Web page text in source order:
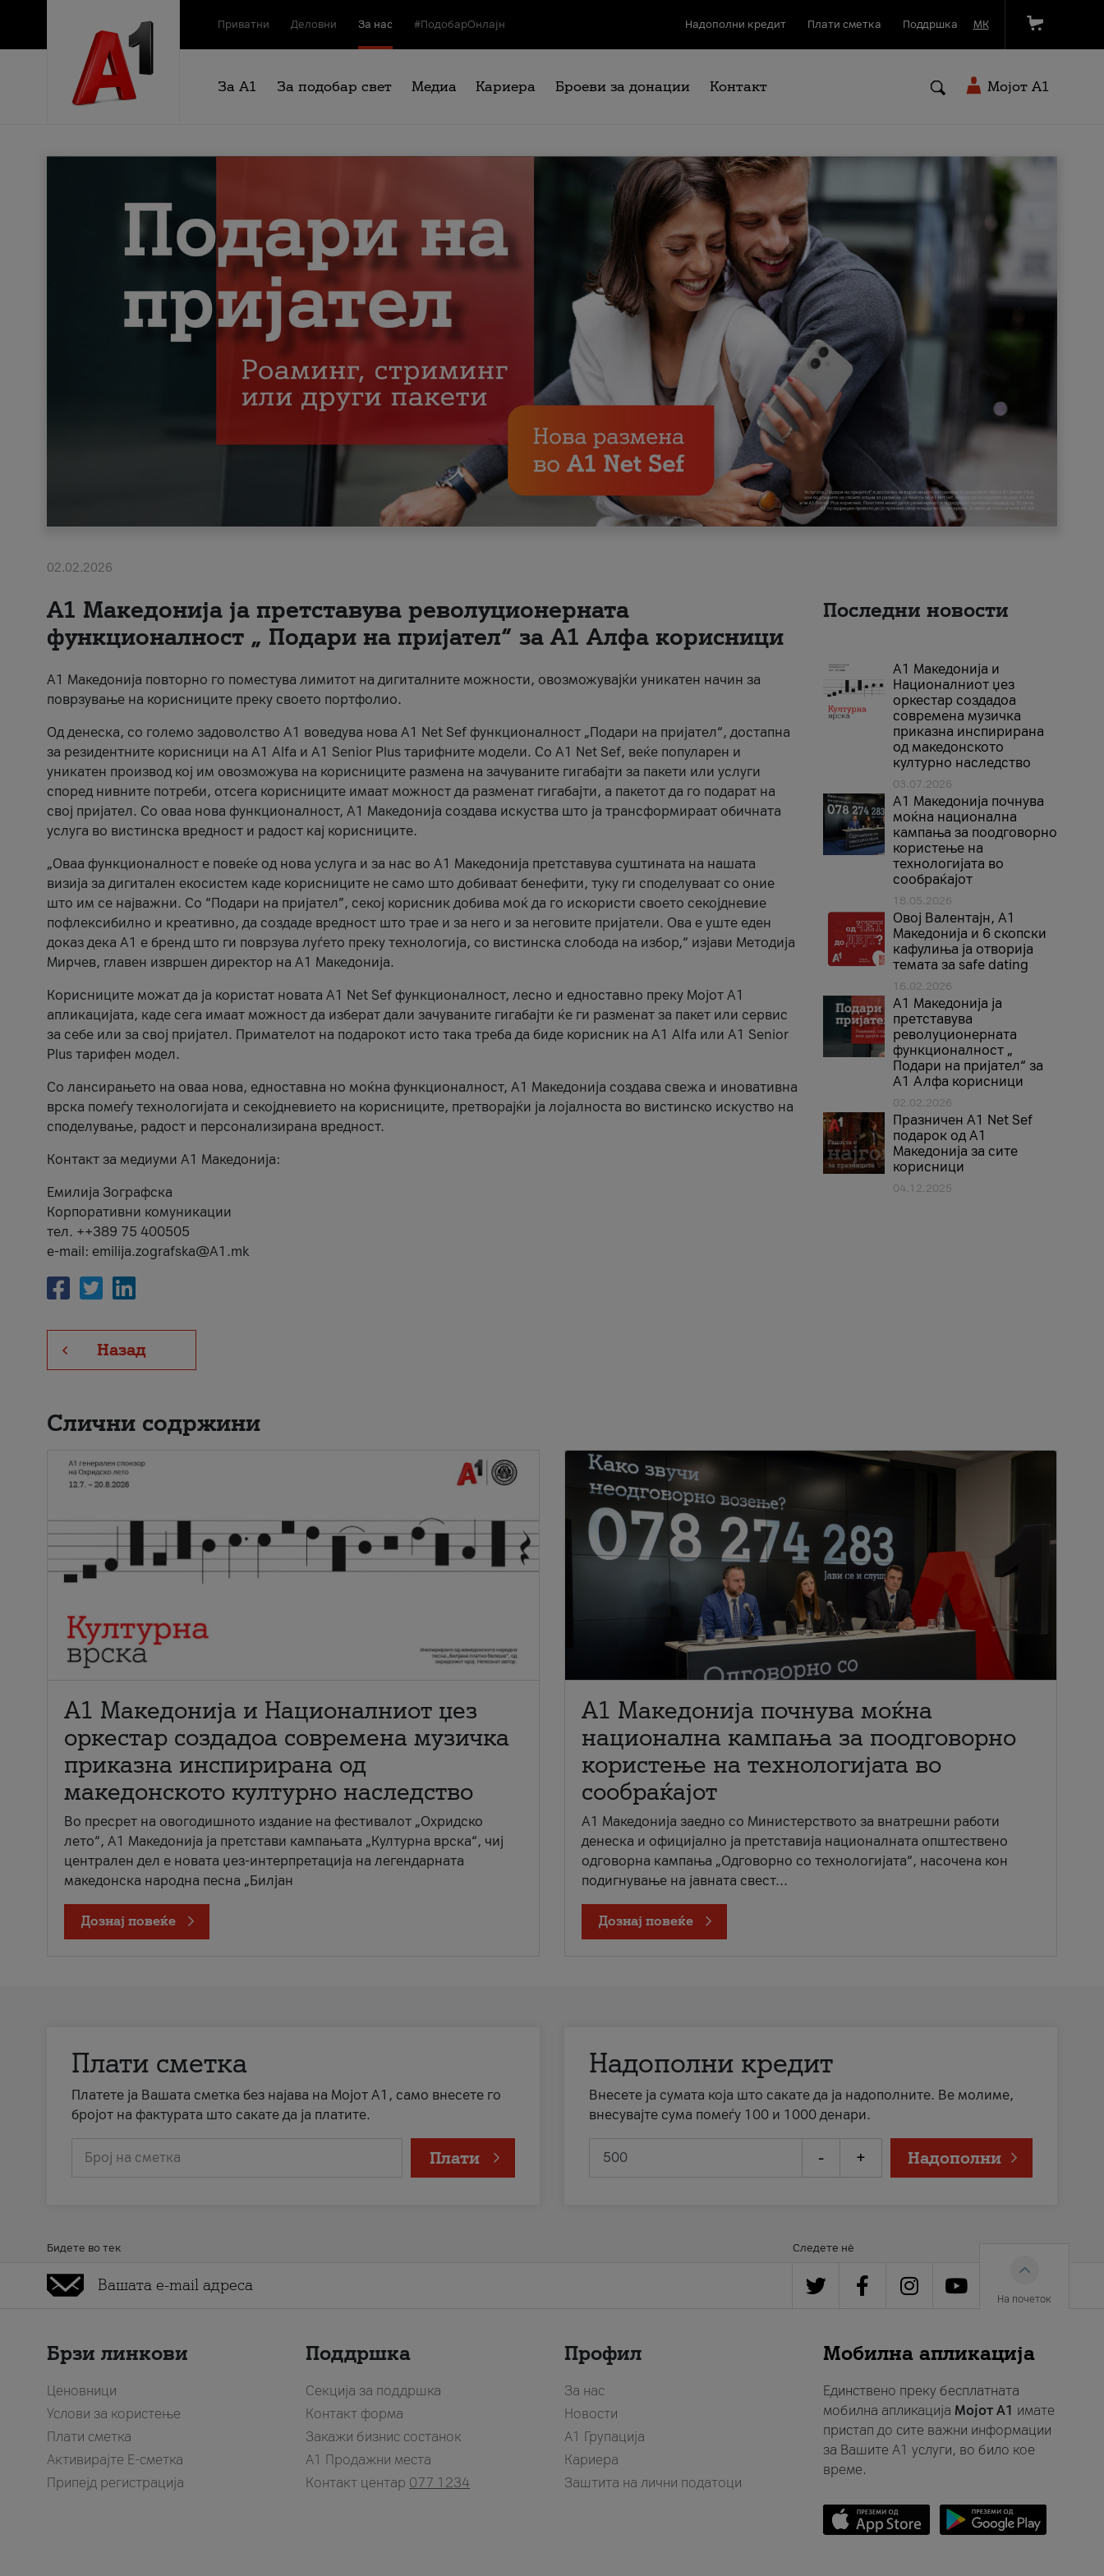
Приватни Деловни За нас #ПодобарОнлајн Надополни кредит Плати сметка Поддршка МК
За А1 За подобар свет Медиа Кариера Броеви за донации Контакт Мојот A1
02.02.2026
А1 Македонија ја претставува револуционерната
функционалност „ Подари на пријател“ за А1 Алфа корисници
А1 Македонија повторно го поместува лимитот на дигиталните можности, овозможувајќи уникатен начин за
поврзување на корисниците преку своето портфолио.
Од денеска, со големо задоволство А1 воведува нова A1 Net Sef функционалност „Подари на пријател“, достапна
за резидентните корисници на А1 Alfa и A1 Senior Plus тарифните модели. Со A1 Net Sef, веќе популарен и
уникатен производ кој им овозможува на корисниците размена на зачуваните гигабајти за пакети или услуги
според нивните потреби, отсега корисниците имаат можност да разменат гигабајти, а пакетот да го подарат на
свој пријател. Со оваа нова функционалност, А1 Македонија создава искуства што ја трансформираат обичната
услуга во вистинска вредност и радост кај корисниците.
„Оваа функционалност е повеќе од нова услуга и за нас во А1 Македонија претставува суштината на нашата
визија за дигитален екосистем каде корисниците не само што добиваат бенефити, туку ги споделуваат со оние
што им се најважни. Со “Подари на пријател”, секој корисник добива моќ да го искористи своето секојдневие
пофлексибилно и креативно, да создаде вредност што трае и за него и за неговите пријатели. Ова е уште еден
доказ дека А1 е бренд што ги поврзува луѓето преку технологија, со вистинска слобода на избор,“ изјави Методија
Мирчев, главен извршен директор на А1 Македонија.
Корисниците можат да ја користат новата А1 Net Sef функционалност, лесно и едноставно преку Мојот А1
апликацијата, каде сега имаат можност да изберат дали зачуваните гигабајти ќе ги разменат за пакет или сервис
за себе или за свој пријател. Примателот на подарокот исто така треба да биде корисник на А1 Alfa или A1 Senior
Plus тарифен модел.
Со лансирањето на оваа нова, едноставна но моќна функционалност, А1 Македонија создава свежа и иновативна
врска помеѓу технологијата и секојдневието на корисниците, претворајќи ја лојалноста во вистинско искуство на
споделување, радост и персонализирана вредност.
Контакт за медиуми А1 Македонија:
Емилија Зографска
Корпоративни комуникации
тел. ++389 75 400505
e-mail: emilija.zografska@A1.mk
Назад
Последни новости
А1 Македонија и
Националниот џез
оркестар создадоа
современа музичка
приказна инспирирана
од македонското
културно наследство
03.07.2026
A1 Македонија почнува
моќна национална
кампања за поодговорно
користење на
технологијата во
сообраќајот
18.05.2026
Овој Валентајн, A1
Македонија и 6 скопски
кафулиња ја отворија
темата за safe dating
16.02.2026
А1 Македонија ја
претставува
револуционерната
функционалност „
Подари на пријател“ за
А1 Алфа корисници
02.02.2026
Празничен A1 Net Sеf
подарок од А1
Македонија за сите
корисници
04.12.2025
Слични содржини
А1 Македонија и Националниот џез
оркестар создадоа современа музичка
приказна инспирирана од
македонското културно наследство
Во пресрет на овогодишното издание на фестивалот „Охридско
лето“, А1 Македонија ја претстави кампањата „Културна врска“, чиј
централен дел е новата џез-интерпретација на легендарната
македонска народна песна „Билјан
Дознај повеќе
A1 Македонија почнува моќна
национална кампања за поодговорно
користење на технологијата во
сообраќајот
A1 Македонија заедно со Министерството за внатрешни работи
денеска и официјално ја претставија националната општествено
одговорна кампања „Одговорно со технологијата“, насочена кон
подигнување на јавната свест...
Дознај повеќе
Плати сметка
Платете ја Вашата сметка без најава на Мојот А1, само внесете го
бројот на фактурата што сакате да ја платите.
Број на сметка Плати
Надополни кредит
Внесете ја сумата која што сакате да ја надополните. Ве молиме,
внесувајте сума помеѓу 100 и 1000 денари.
- + Надополни
Бидете во тек Следете нè
На почеток
Брзи линкови
Ценовници
Услови за користење
Плати сметка
Активирајте Е-сметка
Припејд регистрација
Поддршка
Секција за поддршка
Контакт форма
Закажи бизнис состанок
A1 Продажни места
Контакт центар 077 1234
Профил
За нас
Новости
А1 Групација
Кариера
Заштита на лични податоци
Мобилна апликација
Единствено преку бесплатната
мобилна апликација Мојот A1 имате
пристап до сите важни информации
за Вашите A1 услуги, во било кое
време.